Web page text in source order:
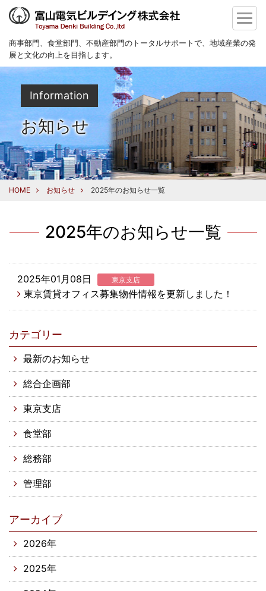
商事部門、食堂部門、不動産部門のトータルサポートで、地域産業の発
展と文化の向上を目指します。
Information
お知らせ
HOME お知らせ 2025年のお知らせ一覧
2025年のお知らせ一覧
2025年01月08日 東京支店
東京賃貸オフィス募集物件情報を更新しました！
カテゴリー
最新のお知らせ
総合企画部
東京支店
食堂部
総務部
管理部
アーカイブ
2026年
2025年